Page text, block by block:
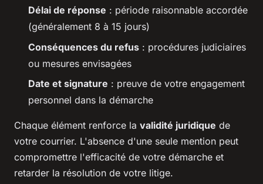
Délai de réponse : période raisonnable accordée
(généralement 8 à 15 jours)
Conséquences du refus : procédures judiciaires
ou mesures envisagées
Date et signature : preuve de votre engagement
personnel dans la démarche
Chaque élément renforce la validité juridique de
votre courrier. L'absence d'une seule mention peut
compromettre l'efficacité de votre démarche et
retarder la résolution de votre litige.